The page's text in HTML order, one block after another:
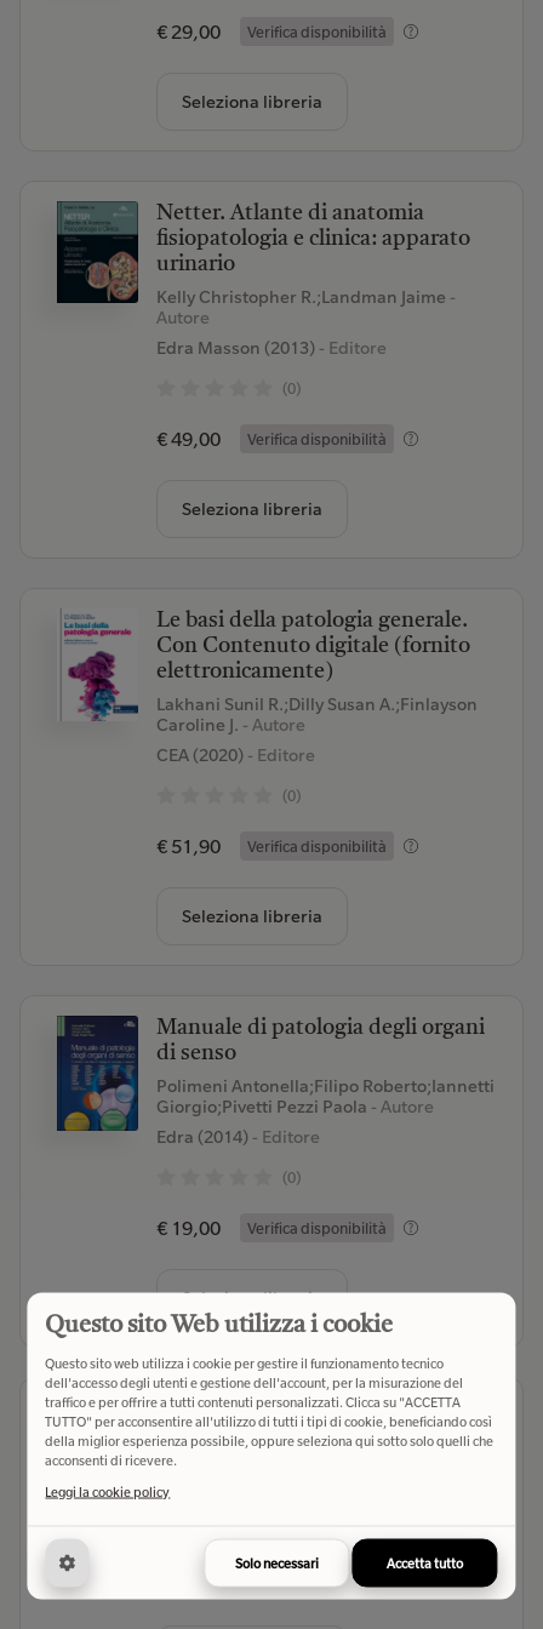
€ 29,00 Verifica disponibilità
Seleziona libreria
Netter. Atlante di anatomia
fisiopatologia e clinica: apparato
urinario
Kelly Christopher R.;Landman Jaime -
Autore
Edra Masson (2013)- Editore
(0)
€ 49,00 Verifica disponibilità
Seleziona libreria
Le basi della patologia generale.
Con Contenuto digitale (fornito
elettronicamente)
Lakhani Sunil R.;Dilly Susan A.;Finlayson
Caroline J. - Autore
CEA (2020)- Editore
(0)
€ 51,90 Verifica disponibilità
Seleziona libreria
Manuale di patologia degli organi
di senso
Polimeni Antonella;Filipo Roberto;Iannetti
Giorgio;Pivetti Pezzi Paola - Autore
Edra (2014)- Editore
(0)
€ 19,00 Verifica disponibilità
Seleziona libreria
Patologia
Stevens Alan;Lowe James S.;Scott Ian-
Autore
CEA (2009)
€ 98,50 Verifica disponibilità
Questo sito Web utilizza i cookie
Questo sito web utilizza i cookie per gestire il funzionamento tecnico
dell'accesso degli utenti e gestione dell'account, per la misurazione del
traffico e per offrire a tutti contenuti personalizzati. Clicca su "ACCETTA
TUTTO" per acconsentire all'utilizzo di tutti i tipi di cookie, beneficiando così
della miglior esperienza possibile, oppure seleziona qui sotto solo quelli che
acconsenti di ricevere.
Leggi la cookie policy
Solo necessari Accetta tutto